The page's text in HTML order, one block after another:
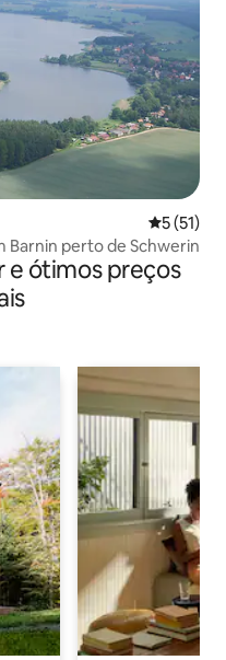
5 de uma
5 (51)
Barnin perto de Schwerin
e ótimos preços